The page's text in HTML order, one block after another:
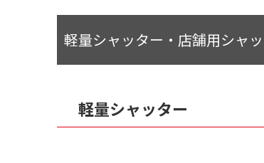
軽量シャッター・店舗用シャ
軽量シャッター